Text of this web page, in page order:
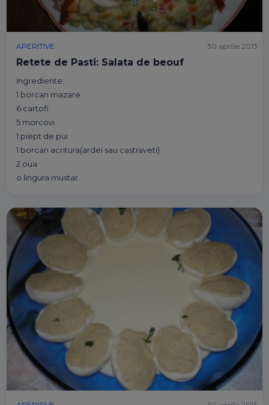
APERITIVE
Retete de Pasti: Salata de beouf
Ingrediente:
1 borcan mazare
6 cartofi
5 morcovi
1 piept de pui
1 borcan acritura(ardei sau castraveti)
2 oua
o lingura mustar
30 aprilie 2013